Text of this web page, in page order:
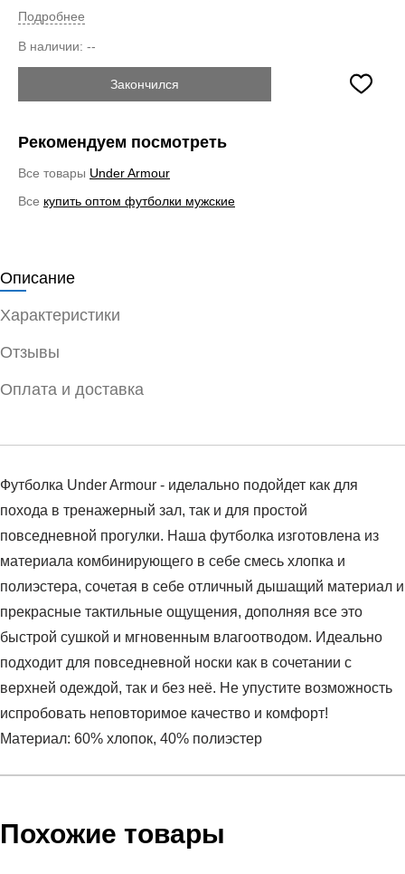
Подробнее
В наличии: --
Закончился
Рекомендуем посмотреть
Все товары Under Armour
Все купить оптом футболки мужские
Описание
Характеристики
Отзывы
Оплата и доставка
Футболка Under Armour - иделально подойдет как для
похода в тренажерный зал, так и для простой
повседневной прогулки. Наша футболка изготовлена из
материала комбинирующего в себе смесь хлопка и
полиэстера, сочетая в себе отличный дышащий материал и
прекрасные тактильные ощущения, дополняя все это
быстрой сушкой и мгновенным влагоотводом. Идеально
подходит для повседневной носки как в сочетании с
верхней одеждой, так и без неё. Не упустите возможность
испробовать неповторимое качество и комфорт!
Материал: 60% хлопок, 40% полиэстер
Chest Logo SS
Инструкция по оплате есть в самом конце счета, который
Похожие товары